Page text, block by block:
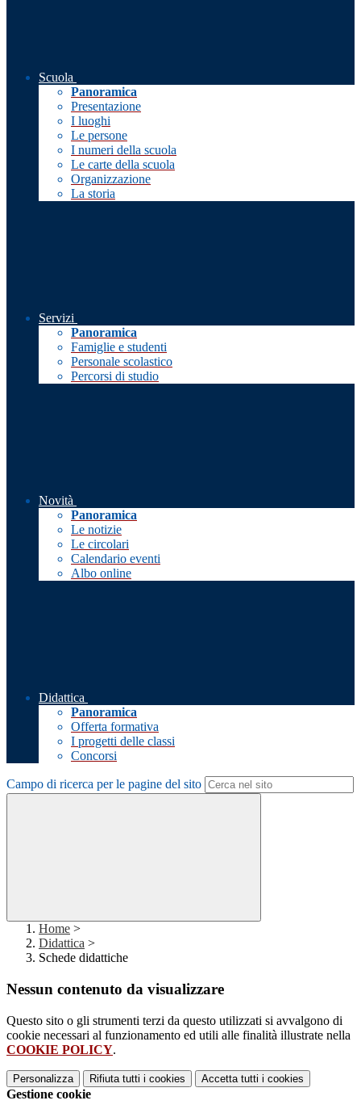
Scuola
Panoramica
Presentazione
I luoghi
Le persone
I numeri della scuola
Le carte della scuola
Organizzazione
La storia
Servizi
Panoramica
Famiglie e studenti
Personale scolastico
Percorsi di studio
Novità
Panoramica
Le notizie
Le circolari
Calendario eventi
Albo online
Didattica
Panoramica
Offerta formativa
I progetti delle classi
Concorsi
Campo di ricerca per le pagine del sito
Home >
Didattica >
Schede didattiche
Nessun contenuto da visualizzare
Questo sito o gli strumenti terzi da questo utilizzati si avvalgono di
cookie necessari al funzionamento ed utili alle finalità illustrate nella
COOKIE POLICY.
Personalizza Rifiuta tutti i cookies Accetta tutti i cookies
Gestione cookie